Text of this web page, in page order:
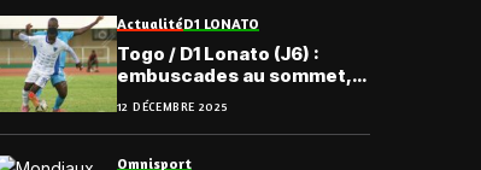
ActualitéD1 LONATO
Togo / D1 Lonato (J6) :
embuscades au sommet,
quête d’air en bas
12 DÉCEMBRE 2025
Omnisport